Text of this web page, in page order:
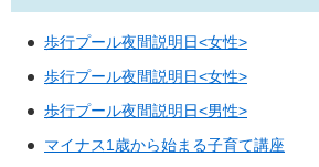
歩行プール夜間説明日<女性>
歩行プール夜間説明日<女性>
歩行プール夜間説明日<男性>
マイナス1歳から始まる子育て講座